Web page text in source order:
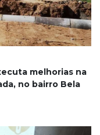
melhorias na
no bairro Bela